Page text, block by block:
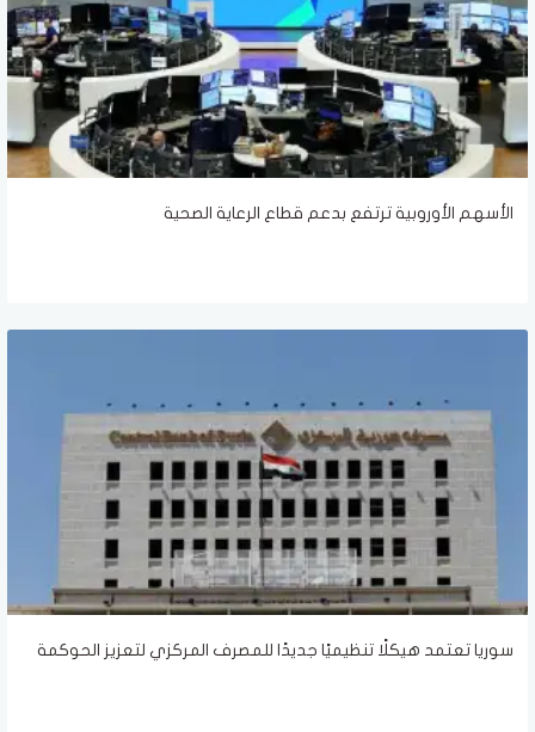
الأسهم الأوروبية ترتفع بدعم قطاع الرعاية الصحية
سوريا تعتمد هيكلًا تنظيميًا جديدًا للمصرف المركزي لتعزيز الحوكمة